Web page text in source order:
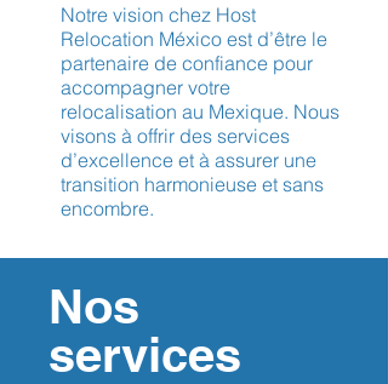
Notre vision chez Host
Relocation México est d’être le
partenaire de confiance pour
accompagner votre
relocalisation au Mexique. Nous
visons à offrir des services
d’excellence et à assurer une
transition harmonieuse et sans
encombre.
Nos
services